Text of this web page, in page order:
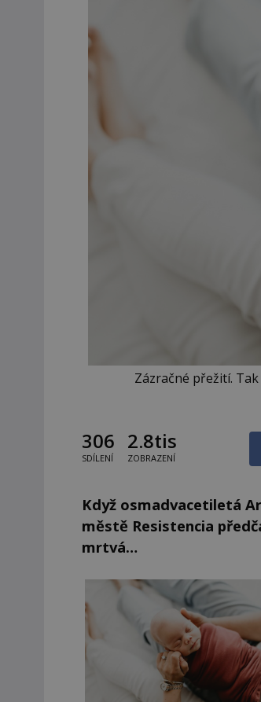
Zázračné přežití.
306
SDÍLENÍ
2.8tis
ZOBRAZENÍ
Když osmadvacetiletá
městě Resistencia
mrtvá…